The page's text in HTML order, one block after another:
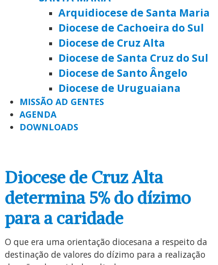
Arquidiocese de Santa Maria
Diocese de Cachoeira do Sul
Diocese de Cruz Alta
Diocese de Santa Cruz do Sul
Diocese de Santo Ângelo
Diocese de Uruguaiana
MISSÃO AD GENTES
AGENDA
DOWNLOADS
Diocese de Cruz Alta
determina 5% do dízimo
para a caridade
O que era uma orientação diocesana a respeito da
destinação de valores do dízimo para a realização